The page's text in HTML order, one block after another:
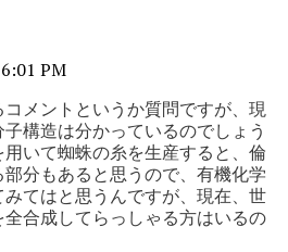
PM
メントというか質問ですが、現
構造は分かっているのでしょう
いて蜘蛛の糸を生産すると、倫
分もあると思うので、有機化学
てはと思うんですが、現在、世
合成してらっしゃる方はいるの